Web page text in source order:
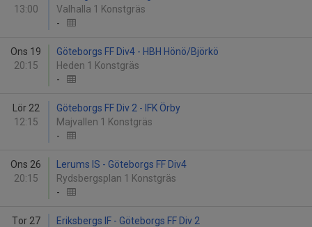
13:00
Valhalla 1 Konstgräs
-
Ons 19
20:15
Göteborgs FF Div4 - HBH Hönö/Björkö
Heden 1 Konstgräs
-
Lör 22
12:15
Göteborgs FF Div 2 - IFK Örby
Majvallen 1 Konstgräs
-
Ons 26
20:15
Lerums IS - Göteborgs FF Div4
Rydsbergsplan 1 Konstgräs
-
Tor 27
Eriksbergs IF - Göteborgs FF Div 2